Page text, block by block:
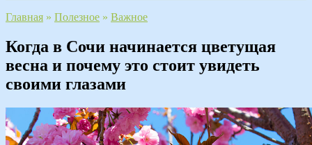
Главная » Полезное » Важное
Когда в Сочи начинается цветущая
весна и почему это стоит увидеть
своими глазами